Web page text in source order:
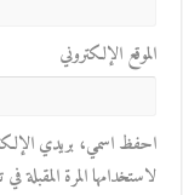
الموقع الإلكتروني
احفظ اسمي، بريدي
لاستخدامها المرة المقبلة